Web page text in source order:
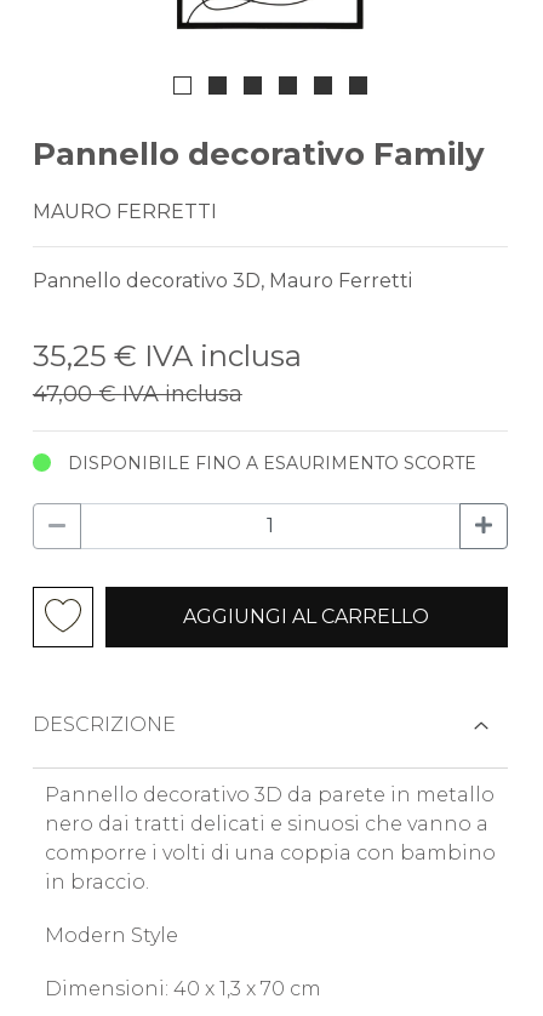
Pannello decorativo Family
MAURO FERRETTI
Pannello decorativo 3D, Mauro Ferretti
35,25 € IVA inclusa
47,00 €IVA inclusa
DISPONIBILE FINO A ESAURIMENTO SCORTE
AGGIUNGI AL CARRELLO
DESCRIZIONE
Pannello decorativo 3D da parete in metallo
nero dai tratti delicati e sinuosi che vanno a
comporre i volti di una coppia con bambino
in braccio.
Modern Style
Dimensioni: 40 x 1,3 x 70 cm